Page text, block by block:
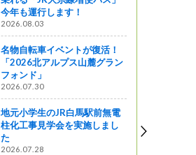
今年も運行します！
2026.08.03
名物自転車イベントが復活！
「2026北アルプス山麓グラン
フォンド」
2026.07.30
地元小学生のJR白馬駅前無電
柱化工事見学会を実施しまし
た
2026.07.28